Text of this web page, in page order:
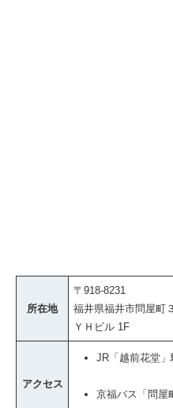
所在地
〒918-8231
福井県福井市問屋町
ＹＨビル 1F
アクセス
JR「越前花堂
京福バス「問屋